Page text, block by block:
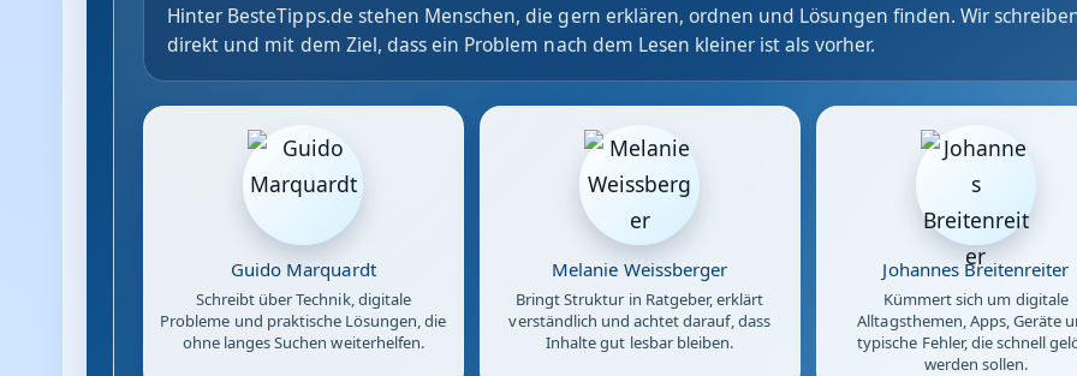
Hinter BesteTipps.de stehen Menschen, die gern erklären, ordnen und Lösungen finden. Wir
direkt und mit dem Ziel, dass ein Problem nach dem Lesen kleiner ist als vorher.
Guido Marquardt
Schreibt über Technik, digitale
Probleme und praktische Lösungen, die
ohne langes Suchen weiterhelfen.
Melanie Weissberger
Bringt Struktur in Ratgeber, erklärt
verständlich und achtet darauf, dass
Inhalte gut lesbar bleiben.
Johannes Breitenreiter
Kümmert sich um digitale
Alltagsthemen, Apps, Geräte
typische Fehler, die schnell
werden sollen.